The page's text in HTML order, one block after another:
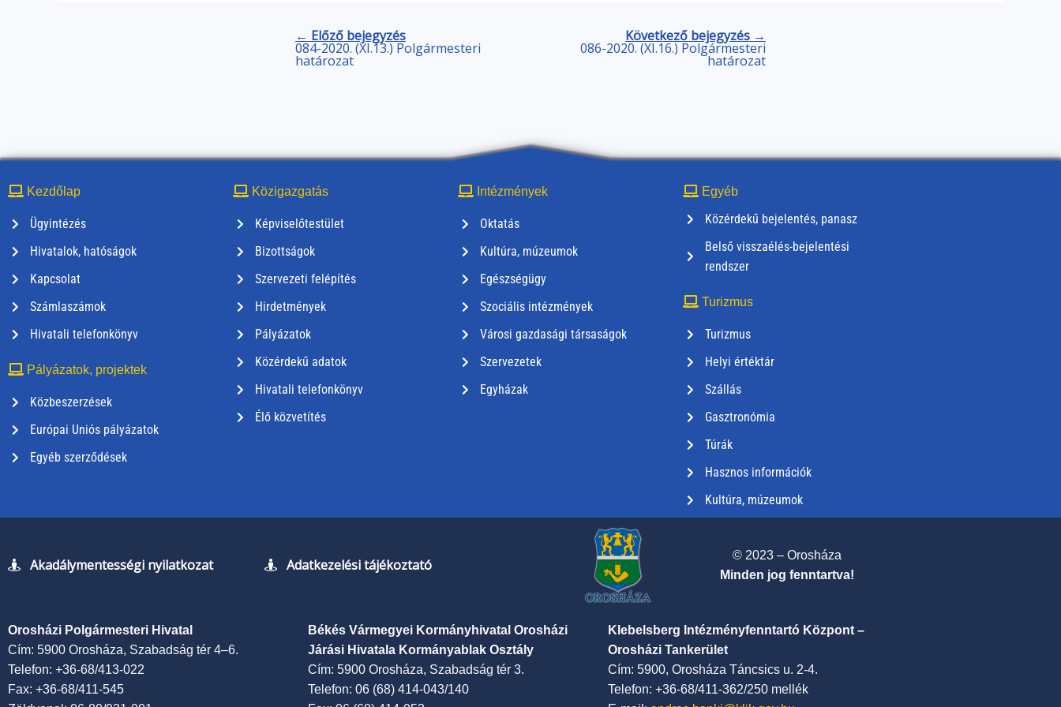
← Előző bejegyzés
084-2020. (XI.13.) Polgármesteri
határozat
Következő bejegyzés →
086-2020. (XI.16.) Polgármesteri
határozat
Kezdőlap
Ügyintézés
Hivatalok, hatóságok
Kapcsolat
Számlaszámok
Hivatali telefonkönyv
Pályázatok, projektek
Közbeszerzések
Európai Uniós pályázatok
Egyéb szerződések
Közigazgatás
Képviselőtestület
Bizottságok
Szervezeti felépítés
Hirdetmények
Pályázatok
Közérdekű adatok
Hivatali telefonkönyv
Élő közvetítés
Intézmények
Oktatás
Kultúra, múzeumok
Egészségügy
Szociális intézmények
Városi gazdasági társaságok
Szervezetek
Egyházak
Egyéb
Közérdekű bejelentés, panasz
Belső visszaélés-bejelentési
rendszer
Turizmus
Turizmus
Helyi értéktár
Szállás
Gasztronómia
Túrák
Hasznos információk
Kultúra, múzeumok
Akadálymentességi nyilatkozat Adatkezelési tájékoztató
© 2023 – Orosháza
Minden jog fenntartva!
Orosházi Polgármesteri Hivatal
Cím: 5900 Orosháza, Szabadság tér 4–6.
Telefon: +36-68/413-022
Fax: +36-68/411-545
Békés Vármegyei Kormányhivatal Orosházi
Járási Hivatala Kormányablak Osztály
Cím: 5900 Orosháza, Szabadság tér 3.
Telefon: 06 (68) 414-043/140
Klebelsberg Intézményfenntartó Központ –
Orosházi Tankerület
Cím: 5900, Orosháza Táncsics u. 2-4.
Telefon: +36-68/411-362/250 mellék